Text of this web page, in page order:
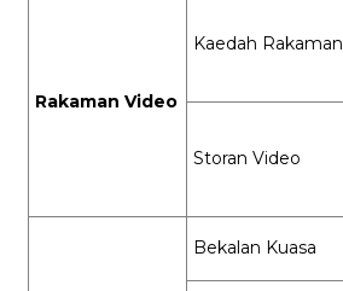
Rakaman Video
Kaedah Rakaman
Storan Video
Bekalan Kuasa